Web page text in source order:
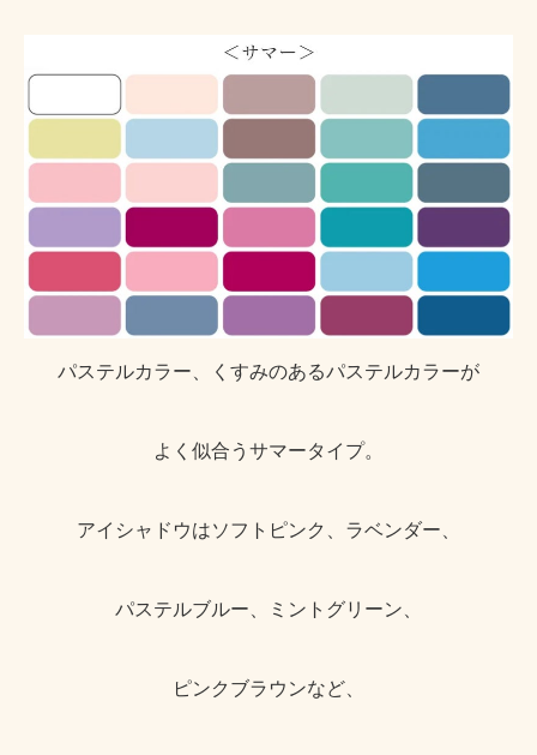
パステルカラー、くすみのあるパステルカラーが
よく似合うサマータイプ。
アイシャドウはソフトピンク、ラベンダー、
パステルブルー、ミントグリーン、
ピンクブラウンなど、